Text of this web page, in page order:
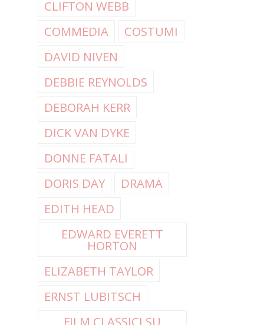
CLIFTON WEBB
COMMEDIA
COSTUMI
DAVID NIVEN
DEBBIE REYNOLDS
DEBORAH KERR
DICK VAN DYKE
DONNE FATALI
DORIS DAY
DRAMA
EDITH HEAD
EDWARD EVERETT
HORTON
ELIZABETH TAYLOR
ERNST LUBITSCH
FILM CLASSICI SU